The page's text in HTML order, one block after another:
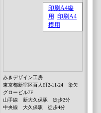
みきデザイン工房
東京都新宿区百人町2-11-24 染矢
グロービル7F
山手線 新大久保駅 徒歩2分
中央線 大久保駅 徒歩4分